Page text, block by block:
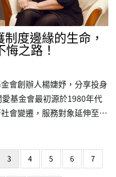
度邊緣的生命，
之路！
會創辦人楊婕妤，分享投身
基金會最初源於1980年代
會變遷，服務對象延伸至失
會漏接的生命提供食宿、醫
失聯移工面臨著極大的制度
3 4 5 6 7